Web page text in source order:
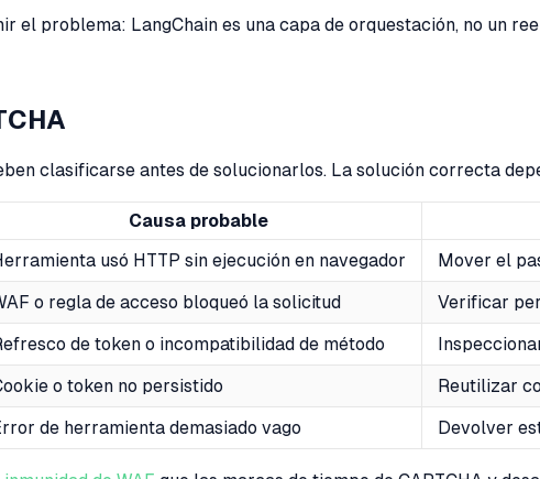
el problema: LangChain es una capa de orquestación, no un
clasificarse antes de solucionarlos. La solución correcta
Causa probable
usó HTTP sin ejecución en navegador
Mover el
o regla de acceso bloqueó la solicitud
Verificar
de token o incompatibilidad de método
o token no persistido
Reutilizar
de herramienta demasiado vago Devolver